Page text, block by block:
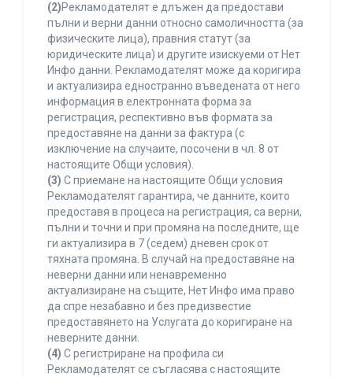
(2)Рекламодателят е длъжен да предостави
пълни и верни данни относно самоличността (за
физическите лица), правния статут (за
юридическите лица) и другите изискуеми от Нет
Инфо данни. Рекламодателят може да коригира
и актуализира едностранно въведената от него
информация в електронната форма за
регистрация, респективно във формата за
предоставяне на данни за фактура (с
изключение на случаите, посочени в чл. 8 от
настоящите Общи условия).
(3) С приемане на настоящите Общи условия
Рекламодателят гарантира, че данните, които
предоставя в процеса на регистрация, са верни,
пълни и точни и при промяна на последните, ще
ги актуализира в 7 (седем) дневен срок от
тяхната промяна. В случай на предоставяне на
неверни данни или ненавременно
актуализиране на същите, Нет Инфо има право
да спре незабавно и без предизвестие
предоставянето на Услугата до коригиране на
неверните данни.
(4) С регистриране на профила си
Рекламодателят се съгласява с настоящите